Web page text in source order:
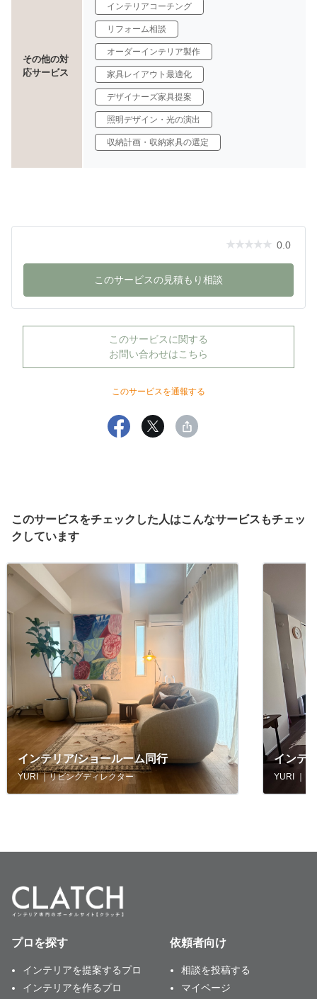
お部屋の写真（四隅から天井まで映るもの）
照明の取り付け仕様
② ご希望によりビデオチャットで詳細確認
③ 7〜10日を目安にファーストプランを提出
※ご依頼が集中している場合は別途ご連絡いたします
スタイリング資料（展開図など）
商品リスト（オンライン購入URL付き）
その他の対
応サービス
インテリアコーチング
リフォーム相談
オーダーインテリア製作
家具レイアウト最適化
デザイナーズ家具提案
照明デザイン・光の演出
収納計画・収納家具の選定
0.0
このサービスの見積もり相談
このサービスに関する
お問い合わせはこちら
このサービスを通報する
このサービスをチェックした人はこんなサービスもチェッ
クしています
インテリア/ショールーム同行
YURI ｜リビングディレクター
インテ
YURI ｜リ
プロを探す
インテリアを提案するプロ
インテリアを作るプロ
依頼者向け
相談を投稿する
マイページ